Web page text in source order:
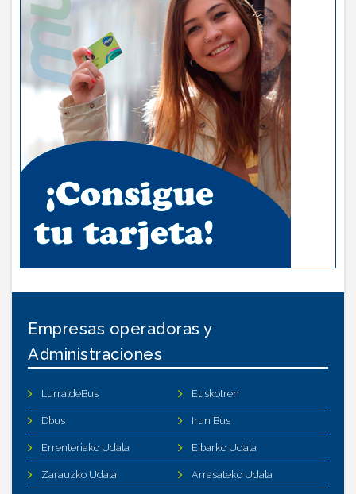
Empresas operadoras y
Administraciones
LurraldeBus Euskotren
Dbus Irun Bus
Errenteriako Udala Eibarko Udala
Zarauzko Udala Arrasateko Udala